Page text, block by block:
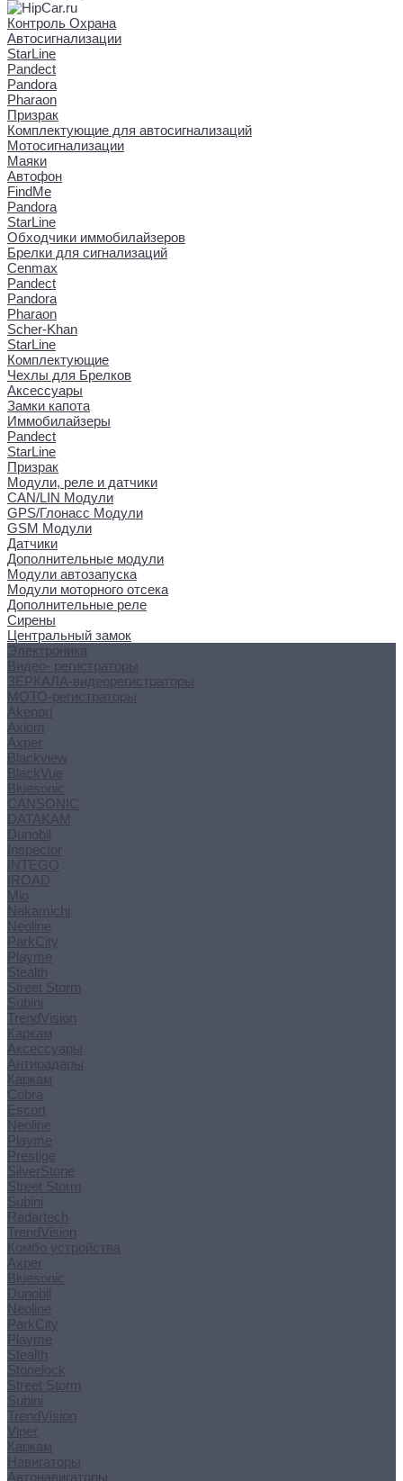
Контроль Охрана
Автосигнализации
StarLine
Pandect
Pandora
Pharaon
Призрак
Комплектующие для автосигнализаций
Мотосигнализации
Маяки
Автофон
FindMe
Pandora
StarLine
Обходчики иммобилайзеров
Брелки для сигнализаций
Cenmax
Pandect
Pandora
Pharaon
Scher-Khan
StarLine
Комплектующие
Чехлы для Брелков
Аксессуары
Замки капота
Иммобилайзеры
Pandect
StarLine
Призрак
Модули, реле и датчики
CAN/LIN Модули
GPS/Глонасс Модули
GSM Модули
Датчики
Дополнительные модули
Модули автозапуска
Модули моторного отсека
Дополнительные реле
Сирены
Центральный замок
Электроника
Видео- регистраторы
ЗЕРКАЛА-видеорегистраторы
МОТО-регистраторы
Akenori
Axiom
Axper
Blackview
BlackVue
Bluesonic
CANSONIC
DATAKAM
Dunobil
Inspector
INTEGO
IROAD
Mio
Nakamichi
Neoline
ParkCity
Playme
Stealth
Street Storm
Subini
TrendVision
Каркам
Аксессуары
Антирадары
Каркам
Cobra
Escort
Neoline
Playme
Prestige
SilverStone
Street Storm
Subini
Radartech
TrendVision
Комбо устройства
Axper
Bluesonic
Dunobil
Neoline
ParkCity
Playme
Stealth
Stonelock
Street Storm
Subini
TrendVision
Viper
Каркам
Навигаторы
Автонавигаторы